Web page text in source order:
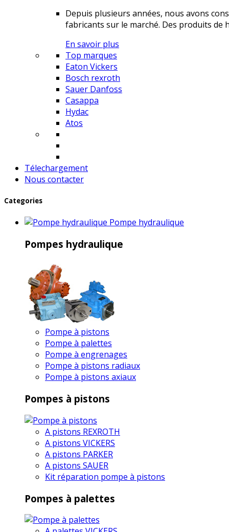
Depuis plusieurs années, nous avons
fabricants sur le marché. Des produits de
En savoir plus
Top marques
Eaton Vickers
Bosch rexroth
Sauer Danfoss
Casappa
Hydac
Atos
Télechargement
Nous contacter
Categories
Pompe hydraulique
Pompes hydraulique
Pompe à pistons
Pompe à palettes
Pompe à engrenages
Pompe à pistons radiaux
Pompe à pistons axiaux
Pompes à pistons
A pistons REXROTH
A pistons VICKERS
A pistons PARKER
A pistons SAUER
Kit réparation pompe à pistons
Pompes à palettes